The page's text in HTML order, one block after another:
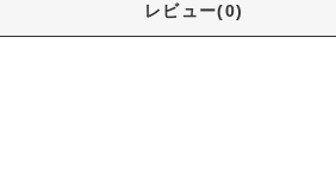
レビュー(0)